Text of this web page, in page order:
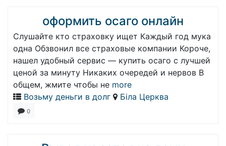
оформить осаго онлайн
Слушайте кто страховку ищет Каждый год мука
одна Обзвонил все страховые компании Короче,
нашел удобный сервис — купить осаго с лучшей
ценой за минуту Никаких очередей и нервов В
общем, жмите чтобы не more
Возьму деньги в долг
Біла Церква
0